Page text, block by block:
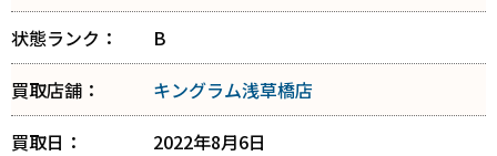
状態ランク：
B
買取店舗：
キングラム浅草橋店
買取日：
2022年8月6日